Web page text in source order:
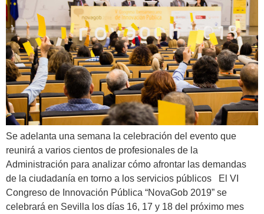
Se adelanta una semana la celebración del evento que
reunirá a varios cientos de profesionales de la
Administración para analizar cómo afrontar las demandas
de la ciudadanía en torno a los servicios públicos El VI
Congreso de Innovación Pública “NovaGob 2019” se
celebrará en Sevilla los días 16, 17 y 18 del próximo mes